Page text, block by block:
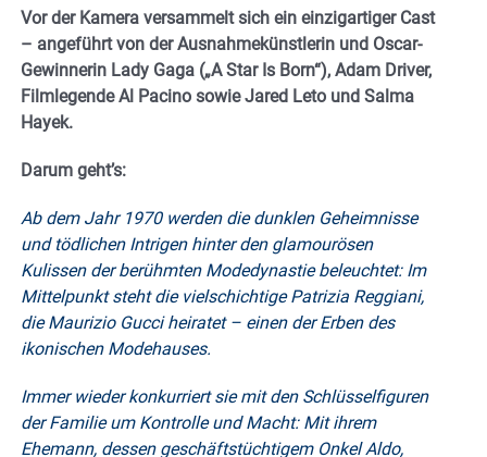
Vor der Kamera versammelt sich ein einzigartiger Cast
– angeführt von der Ausnahmekünstlerin und Oscar-
Gewinnerin Lady Gaga („A Star Is Born“), Adam Driver,
Filmlegende Al Pacino sowie Jared Leto und Salma
Hayek.
Darum geht’s:
Ab dem Jahr 1970 werden die dunklen Geheimnisse
und tödlichen Intrigen hinter den glamourösen
Kulissen der berühmten Modedynastie beleuchtet: Im
Mittelpunkt steht die vielschichtige Patrizia Reggiani,
die Maurizio Gucci heiratet – einen der Erben des
ikonischen Modehauses.
Immer wieder konkurriert sie mit den Schlüsselfiguren
der Familie um Kontrolle und Macht: Mit ihrem
Ehemann, dessen geschäftstüchtigem Onkel Aldo,